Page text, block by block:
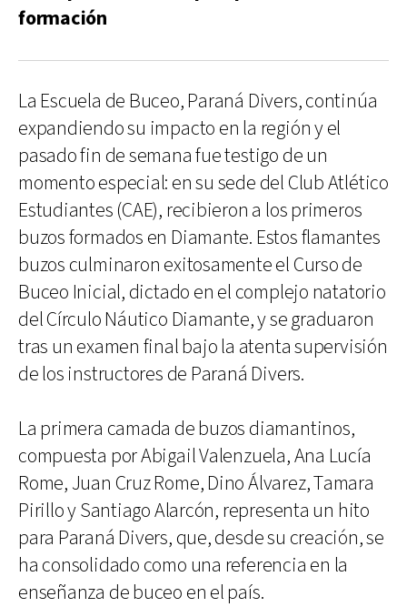
formación
La Escuela de Buceo, Paraná Divers, continúa
expandiendo su impacto en la región y el
pasado fin de semana fue testigo de un
momento especial: en su sede del Club Atlético
Estudiantes (CAE), recibieron a los primeros
buzos formados en Diamante. Estos flamantes
buzos culminaron exitosamente el Curso de
Buceo Inicial, dictado en el complejo natatorio
del Círculo Náutico Diamante, y se graduaron
tras un examen final bajo la atenta supervisión
de los instructores de Paraná Divers.
La primera camada de buzos diamantinos,
compuesta por Abigail Valenzuela, Ana Lucía
Rome, Juan Cruz Rome, Dino Álvarez, Tamara
Pirillo y Santiago Alarcón, representa un hito
para Paraná Divers, que, desde su creación, se
ha consolidado como una referencia en la
enseñanza de buceo en el país.